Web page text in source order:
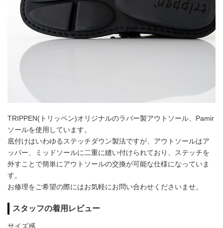
TRIPPEN(トリッペン)オリジナルのラバー製アウトソール、Pamir
ソールを使用しています。
底付けはいわゆるステッチダウン製法ですが、アウトソールはア
ッパー、ミッドソールに二重に縫い付けられており、ステッチを
外すことで簡単にアウトソールの交換が可能な仕様になっていま
す。
お修理をご希望の際にはお気軽にお問い合わせくださいませ。
スタッフの着用レビュー
サイズ感